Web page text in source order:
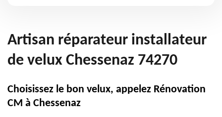
Artisan réparateur installateur
de velux Chessenaz 74270
Choisissez le bon velux, appelez Rénovation
CM à Chessenaz